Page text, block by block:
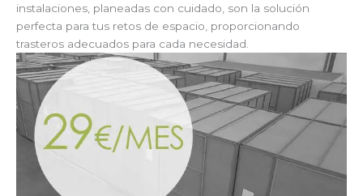
instalaciones, planeadas con cuidado, son la solución
perfecta para tus retos de espacio, proporcionando
trasteros adecuados para cada necesidad.